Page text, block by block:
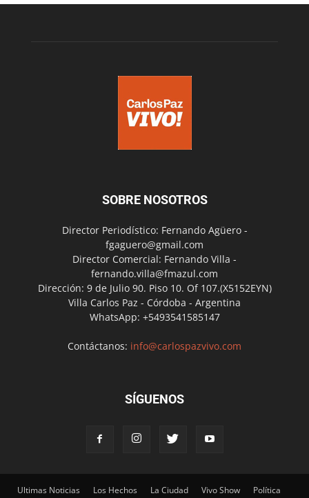
SOBRE NOSOTROS
Director Periodístico: Fernando Agüero -
fgaguero@gmail.com
Director Comercial: Fernando Villa -
fernando.villa@fmazul.com
Dirección: 9 de Julio 90. Piso 10. Of 107.(X5152EYN)
Villa Carlos Paz - Córdoba - Argentina
WhatsApp: +5493541585147
Contáctanos: info@carlospazvivo.com
SÍGUENOS
Ultimas Noticias Los Hechos La Ciudad Vivo Show Política